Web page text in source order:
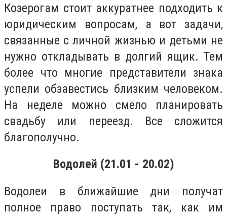
Козерогам стоит аккуратнее подходить к
юридическим вопросам, а вот задачи,
связанные с личной жизнью и детьми не
нужно откладывать в долгий ящик. Тем
более что многие представители знака
успели обзавестись близким человеком.
На неделе можно смело планировать
свадьбу или переезд. Все сложится
благополучно.
Водолей (21.01 - 20.02)
Водолеи в ближайшие дни получат
полное право поступать так, как им